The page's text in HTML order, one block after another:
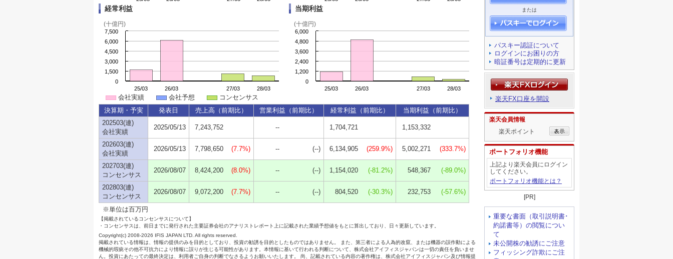
または
パスキー認証について
ログインにお困りの方
暗証番号は定期的に更新
楽天FX口座を開設
楽天会員情報
楽天ポイント
ポートフォリオ機能
上記より楽天会員にログイン
してください。
ポートフォリオ機能とは？
[PR]
重要な書面（取引説明書･
約諾書等）の閲覧につい
て
未公開株の勧誘にご注意
フィッシング詐欺にご注